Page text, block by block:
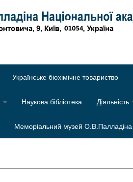
Українське біохімічне товариство
Наукова бібліотека Діяльність
Меморіальний музей О.В.Палладіна